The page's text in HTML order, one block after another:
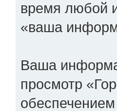
время любой
«ваша
Ваша
просмотр